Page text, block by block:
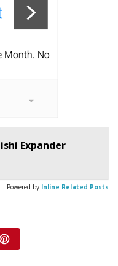
Expander
Powered by Inline Related Posts